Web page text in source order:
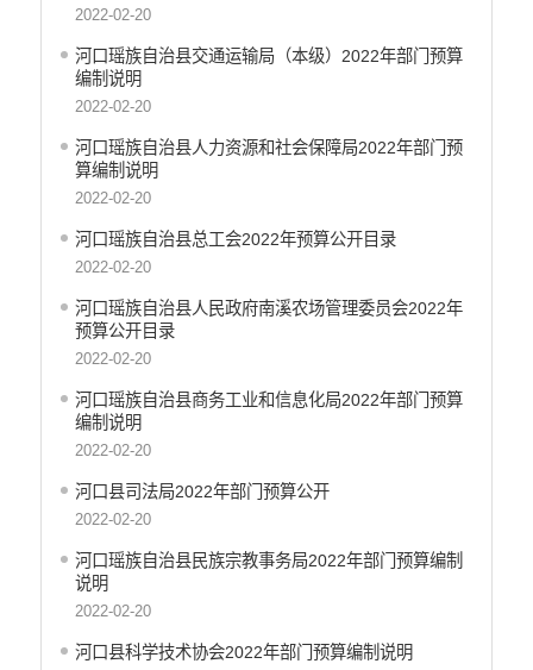
乡村振兴工作信息公开
自然资源信息公开
文化机构信息公开
行政许可
行政处罚和行政强制
行政事业性收费
政府集中采购
建议提案办理答复
减税降费
财政资金直达基层
维稳就业
养老服务
义务教育
医疗卫生
统计信息
2022-02-20
河口瑶族自治县交通运输局（本级）2022年部门预算
编制说明
2022-02-20
河口瑶族自治县人力资源和社会保障局2022年部门预
算编制说明
2022-02-20
河口瑶族自治县总工会2022年预算公开目录
2022-02-20
河口瑶族自治县人民政府南溪农场管理委员会2022年
预算公开目录
2022-02-20
河口瑶族自治县商务工业和信息化局2022年部门预算
编制说明
2022-02-20
河口县司法局2022年部门预算公开
2022-02-20
河口瑶族自治县民族宗教事务局2022年部门预算编制
说明
2022-02-20
河口县科学技术协会2022年部门预算编制说明